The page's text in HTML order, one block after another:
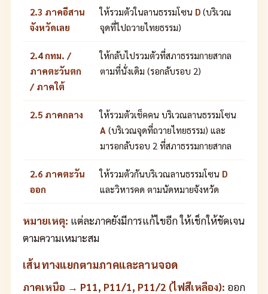
2.3 ภาคอีสาน
จังหวัดเลย
ให้รวมตัวในลานธรรมโซน D (บริเวณ
จุดที่ไปถวายไทยธรรม)
2.4 กทม. /
ภาคตะวันตก
/ ภาคใต้
ให้กลับไปรวมตัวที่สภาธรรมกายสากล
ตามที่นั่งเดิม (รอกลับรอบ 2)
2.5 ภาคกลาง
ให้รวมตัวเช็คคน บริเวณลานธรรมโซน
A (บริเวณจุดที่ถวายไทยธรรม) และ
มารอกลับรอบ 2 ที่สภาธรรมกายสากล
2.6 ภาคตะวัน
ออก
ให้รวมตัวกันบริเวณลานธรรมโซน D
และวิหารคด ตามนัดหมายจังหวัด
หมายเหตุ: แต่ละภาคยังมีการแก้ไขอีก ให้เช็กให้ชัดเจน
ตามความเหมาะสม
เส้นทางแยกตามภาคและลานจอด
ภาคเหนือ → P11, P11/1, P11/2 (ไฟสีเหลือง): ออก